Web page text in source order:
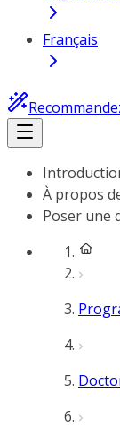
Français
À propos
Poser une